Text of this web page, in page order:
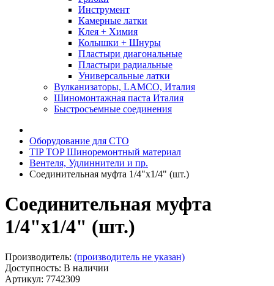
Инструмент
Камерные латки
Клея + Химия
Колышки + Шнуры
Пластыри диагональные
Пластыри радиальные
Универсальные латки
Вулканизаторы, LAMCO, Италия
Шиномонтажная паста Италия
Быстросъемные соединения
Оборудование для СТО
TIP TOP Шиноремонтный материал
Вентеля, Удлиннители и пр.
Соединительная муфта 1/4"х1/4" (шт.)
Соединительная муфта
1/4"х1/4" (шт.)
Производитель: (производитель не указан)
Доступность: В наличии
Артикул: 7742309